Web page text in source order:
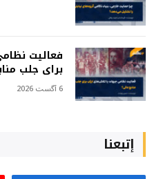
فعالیت
برای جلب
6 آگست 2026
إتبعنا